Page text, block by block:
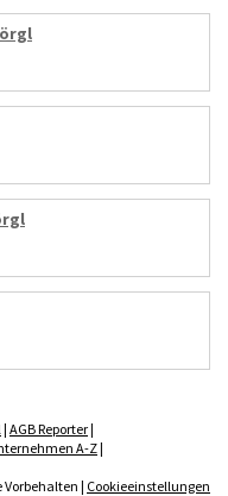
| AGB Reporter|
A-Z|
Vorbehalten | Cookieeinstellungen